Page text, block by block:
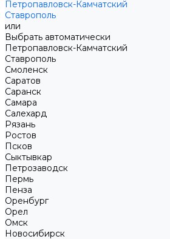
Петропавловск-Камчатский
Ставрополь
или
Выбрать автоматически
Петропавловск-Камчатский
Ставрополь
Смоленск
Саратов
Саранск
Самара
Салехард
Рязань
Ростов
Псков
Сыктывкар
Петрозаводск
Пермь
Пенза
Оренбург
Орел
Омск
Новосибирск